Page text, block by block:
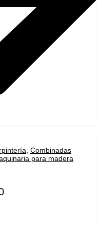
, Combinadas
para madera